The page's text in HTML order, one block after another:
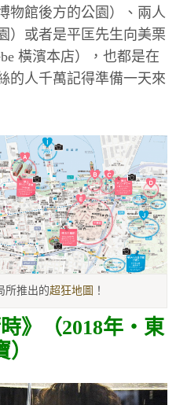
物館後方的公園）、兩人
）或者是平匡先生向美栗
橫濱本店），也都是在
的人千萬記得準備一天來
所推出的超狂地圖 ！
》（2018年・東
）